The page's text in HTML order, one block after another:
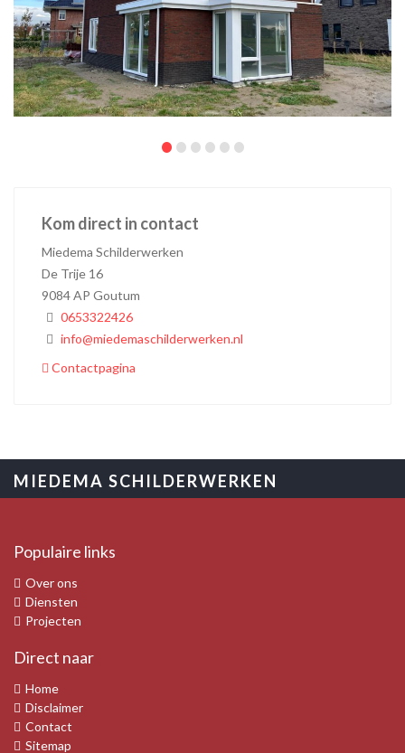
••••••
Kom direct in contact
Miedema Schilderwerken
De Trije 16
9084 AP Goutum
0653322426
info@miedemaschilderwerken.nl
Contactpagina
MIEDEMA SCHILDERWERKEN
Populaire links
Over ons
Diensten
Projecten
Direct naar
Home
Disclaimer
Contact
Sitemap